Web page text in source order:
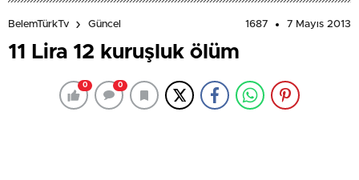
BelemTürkTv Güncel 1687 7 Mayıs 2013
11 Lira 12 kuruşluk ölüm
0 0